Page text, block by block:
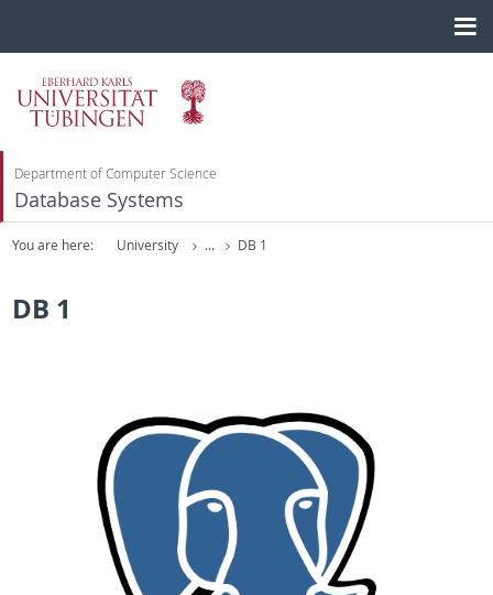
Department of Computer Science
Database Systems
You are here: University ... DB 1
DB 1